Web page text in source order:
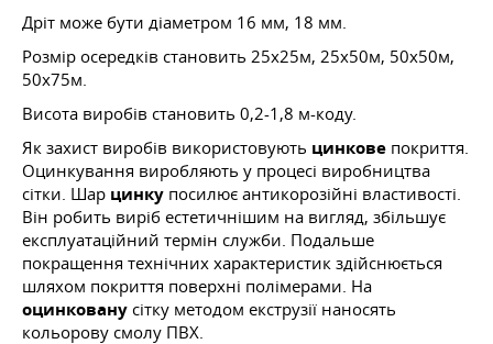
Дріт може бути діаметром 16 мм, 18 мм.
Розмір осередків становить 25х25м, 25х50м, 50х50м,
50х75м.
Висота виробів становить 0,2-1,8 м-коду.
Як захист виробів використовують цинкове покриття.
Оцинкування виробляють у процесі виробництва
сітки. Шар цинку посилює антикорозійні властивості.
Він робить виріб естетичнішим на вигляд, збільшує
експлуатаційний термін служби. Подальше
покращення технічних характеристик здійснюється
шляхом покриття поверхні полімерами. На
оцинковану сітку методом екструзії наносять
кольорову смолу ПВХ.